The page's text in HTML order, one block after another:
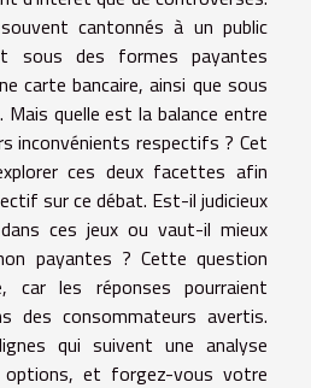
cantonnés à un public
sous des formes payantes
carte bancaire, ainsi que sous
quelle est la balance entre
inconvénients respectifs ? Cet
ces deux facettes afin
sur ce débat. Est-il judicieux
ces jeux ou vaut-il mieux
payantes ? Cette question
car les réponses pourraient
des consommateurs avertis.
qui suivent une analyse
options, et forgez-vous votre